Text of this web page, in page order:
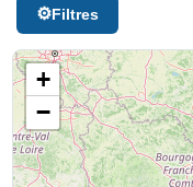
Filtres
+
−